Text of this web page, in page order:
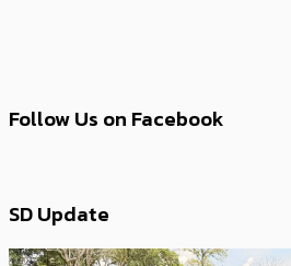
Follow Us on Facebook
SD Update